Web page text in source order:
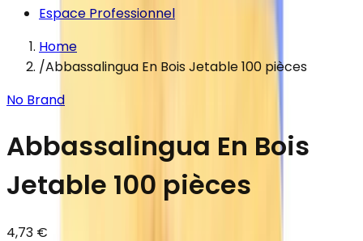
Espace Professionnel
Home
/Abbassalingua En Bois Jetable 100 pièces
No Brand
Abbassalingua En Bois
Jetable 100 pièces
4,73 €